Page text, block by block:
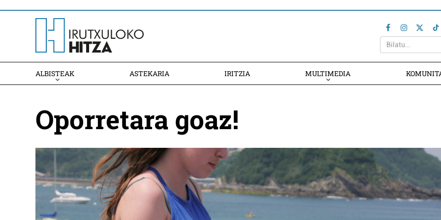
ALBISTEAK ASTEKARIA IRITZIA MULTIMEDIA
Oporretara goaz!